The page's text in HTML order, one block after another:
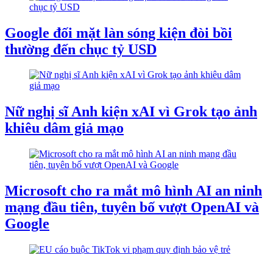
Google đối mặt làn sóng kiện đòi bồi
thường đến chục tỷ USD
Nữ nghị sĩ Anh kiện xAI vì Grok tạo ảnh
khiêu dâm giả mạo
Microsoft cho ra mắt mô hình AI an ninh
mạng đầu tiên, tuyên bố vượt OpenAI và
Google